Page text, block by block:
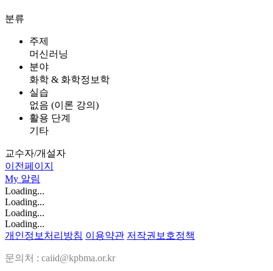
분류
주제
머신러닝
분야
화학 & 화학정보학
실습
없음 (이론 강의)
활용 단계
기타
교수자/개설자
이전페이지
My 알림
Loading...
Loading...
Loading...
Loading...
개인정보처리방침 이용약관 저작권보호정책
문의처 : caiid@kpbma.or.kr